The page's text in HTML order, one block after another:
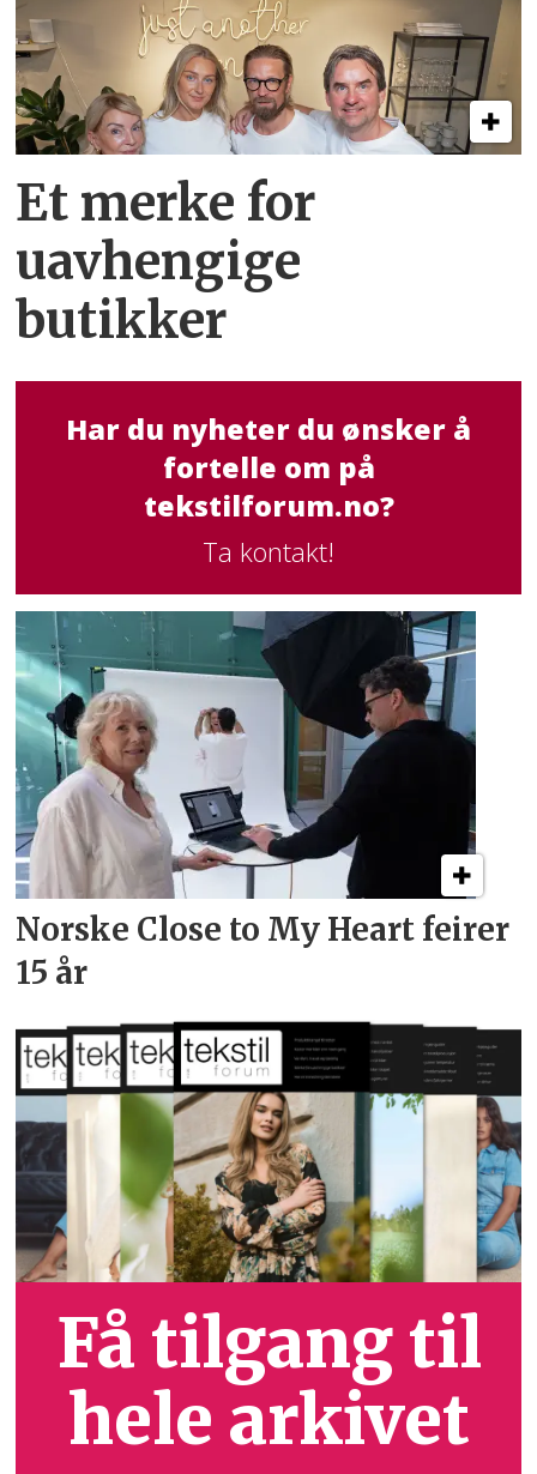
Et merke for
uavhengige
butikker
Har du nyheter du ønsker å
fortelle om på
tekstilforum.no?
Ta kontakt!
Norske Close to My Heart feirer
15 år
Få tilgang til
hele arkivet